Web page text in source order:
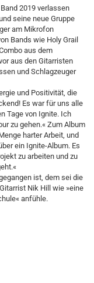
2019 verlassen
seine neue Gruppe
am Mikrofon
Bands wie Holy Grail
aus dem
aus den Gitarristen
und Schlagzeuger
und Positivität, die
Es war für uns alle
Tage von Ignite. Ich
zu gehen.« Zum Album
harter Arbeit, und
ein Ignite-Album. Es
zu arbeiten und zu
ist, dem sei die
Nik Hill wie »eine
anfühle.